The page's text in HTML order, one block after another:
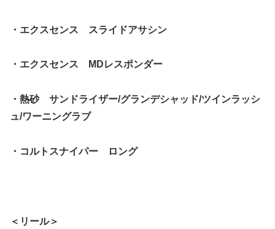
・エクスセンス スライドアサシン
・エクスセンス MDレスポンダー
・熱砂 サンドライザー/グランデシャッド/ツインラッシ
ュ/ワーニングラブ
・コルトスナイパー ロング
＜リール＞